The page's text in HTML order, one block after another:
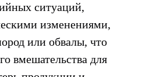
ситуаций,
изменениями,
или обвалы, что
вмешательства для